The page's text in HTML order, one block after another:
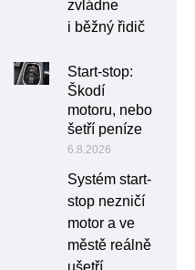
zvládne
i běžný řidič
Start-stop:
Škodí
motoru, nebo
šetří peníze
6.8.2026
Systém start-
stop nezničí
motor a ve
městě reálně
ušetří